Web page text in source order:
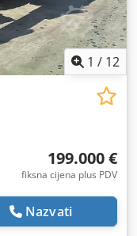
1 / 12
199.000 €
fiksna cijena plus PDV
Nazvati